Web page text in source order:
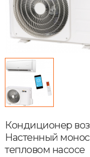
Кондиционер
Настенный
тепловом насосе